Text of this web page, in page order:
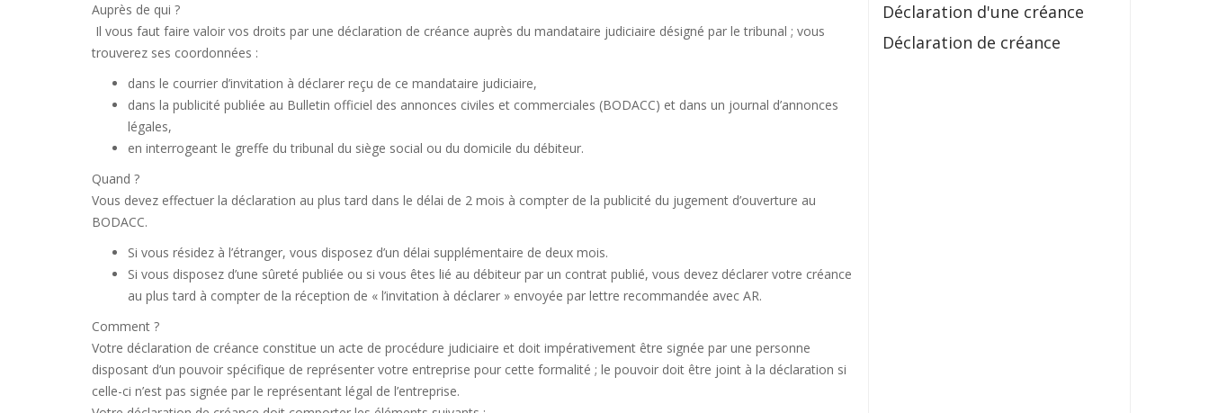
Auprès de qui ?
Il vous faut faire valoir vos droits par une déclaration de créance auprès du mandataire judiciaire désigné par le tribunal ; vous
trouverez ses coordonnées :
dans le courrier d’invitation à déclarer reçu de ce mandataire judiciaire,
dans la publicité publiée au Bulletin officiel des annonces civiles et commerciales (BODACC) et dans un journal d’annonces
légales,
en interrogeant le greffe du tribunal du siège social ou du domicile du débiteur.
Quand ?
Vous devez effectuer la déclaration au plus tard dans le délai de 2 mois à compter de la publicité du jugement d’ouverture au
BODACC.
Si vous résidez à l’étranger, vous disposez d’un délai supplémentaire de deux mois.
Si vous disposez d’une sûreté publiée ou si vous êtes lié au débiteur par un contrat publié, vous devez déclarer votre créance
au plus tard à compter de la réception de « l’invitation à déclarer » envoyée par lettre recommandée avec AR.
Comment ?
Votre déclaration de créance constitue un acte de procédure judiciaire et doit impérativement être signée par une personne
disposant d’un pouvoir spécifique de représenter votre entreprise pour cette formalité ; le pouvoir doit être joint à la déclaration si
celle-ci n’est pas signée par le représentant légal de l’entreprise.
Déclaration d'une créance
Déclaration de créance